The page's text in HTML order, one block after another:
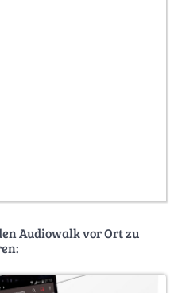
Audiowalk vor Ort zu